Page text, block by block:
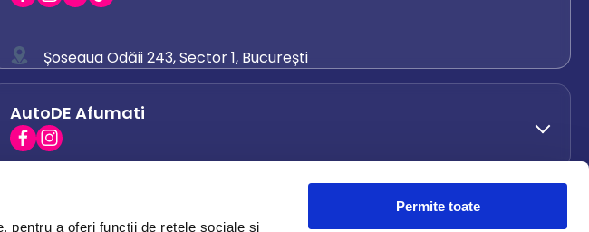
pentru a oferi funcții de rețele sociale și
Permite toate
Șoseaua Odăii 243, Sector 1, București
0742 444 194
office.odaii@autode.ro
AutoDE Afumati